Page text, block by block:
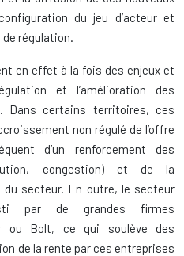
du jeu d’acteur et
de régulation.
en effet à la fois des enjeux et
et l’amélioration des
Dans certains territoires, ces
non régulé de l’offre
d’un renforcement des
congestion) et de la
secteur. En outre, le secteur
par de grandes firmes
ou Bolt, ce qui soulève des
de la rente par ces entreprises